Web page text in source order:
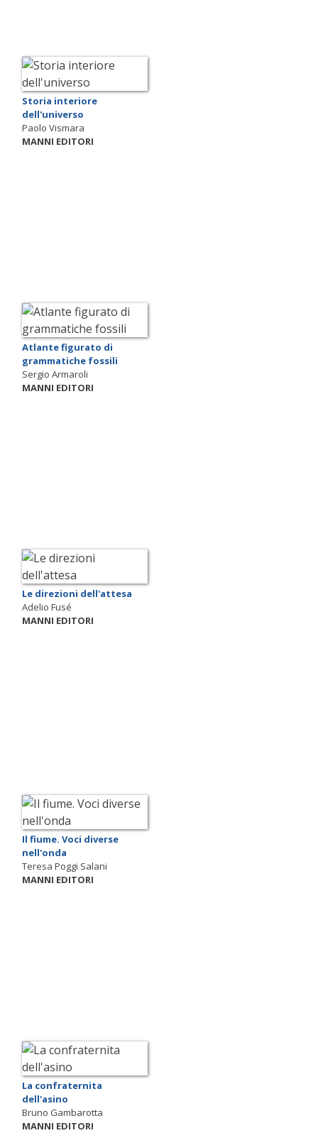
Storia interiore
dell'universo
Paolo Vismara
MANNI EDITORI
Atlante figurato di
grammatiche fossili
Sergio Armaroli
MANNI EDITORI
Le direzioni dell'attesa
Adelio Fusé
MANNI EDITORI
Il fiume. Voci diverse
nell'onda
Teresa Poggi Salani
MANNI EDITORI
La confraternita
dell'asino
Bruno Gambarotta
MANNI EDITORI